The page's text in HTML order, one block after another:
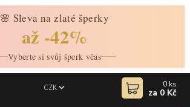
🌸 Sleva na zlaté šperky
až -42%
Vyberte si svůj šperk včas
CZK 0 ks
za 0 Kč